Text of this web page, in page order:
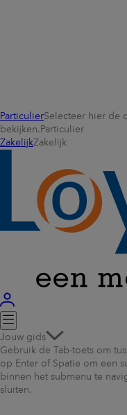
ParticulierSelecteer hier de
bekijken. Particulier
ZakelijkZakelijk
Jouw gids
Gebruik de Tab-toets om
op Enter of Spatie om een
binnen het submenu te
sluiten.